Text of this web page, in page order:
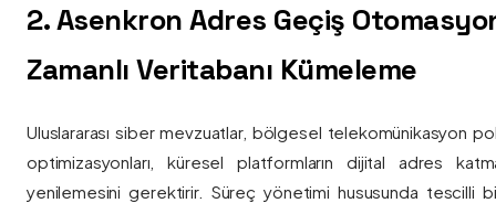
2. Asenkron Adres Geçiş
Zamanlı Veritabanı Kümeleme
Uluslararası siber mevzuatlar, bölgesel telekomünikasyon
optimizasyonları, küresel platformların dijital adres
yenilemesini gerektirir. Süreç yönetimi hususunda tescilli